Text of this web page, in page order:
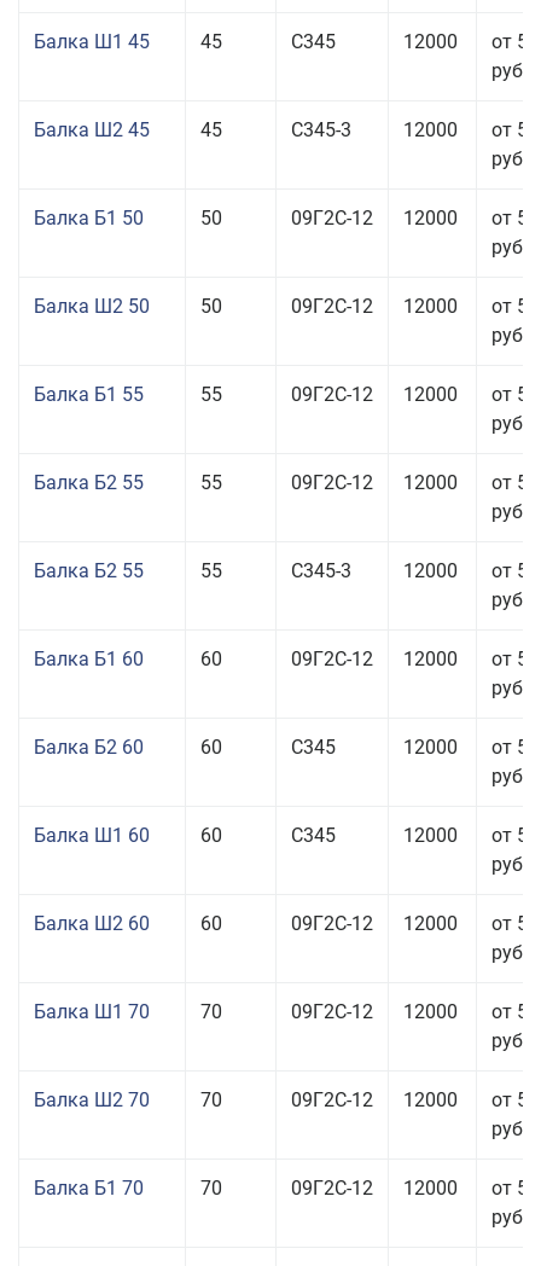
Балка Ш1 45 45 С345 12000
от
руб.
Балка Ш2 45 45 С345-3 12000
от
руб.
Балка Б1 50 50 09Г2С-12 12000
от
руб.
Балка Ш2 50 50 09Г2С-12 12000
от
руб.
Балка Б1 55 55 09Г2С-12 12000
от
руб.
Балка Б2 55 55 09Г2С-12 12000
от
руб.
Балка Б2 55 55 С345-3 12000
от
руб.
Балка Б1 60 60 09Г2С-12 12000
от
руб.
Балка Б2 60 60 С345 12000
от
руб.
Балка Ш1 60 60 С345 12000
от
руб.
Балка Ш2 60 60 09Г2С-12 12000
от
руб.
Балка Ш1 70 70 09Г2С-12 12000
от
руб.
Балка Ш2 70 70 09Г2С-12 12000
от
руб.
Балка Б1 70 70 09Г2С-12 12000
от
руб.